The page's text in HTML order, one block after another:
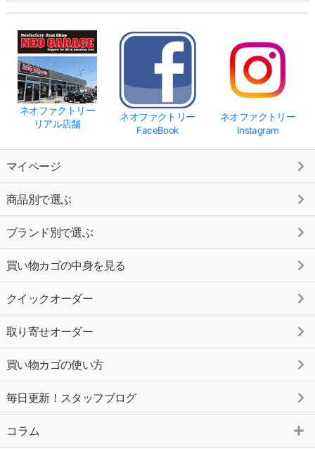
ネオファクトリー
リアル店舗
ネオファクトリー
FaceBook
ネオファクトリー
Instagram
マイページ
商品別で選ぶ
ブランド別で選ぶ
買い物カゴの中身を見る
クイックオーダー
取り寄せオーダー
買い物カゴの使い方
毎日更新！スタッフブログ
コラム